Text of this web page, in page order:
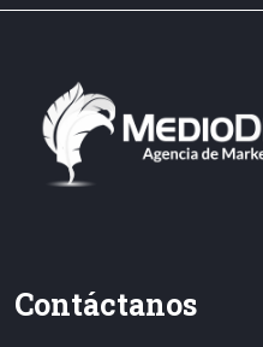
Contáctanos